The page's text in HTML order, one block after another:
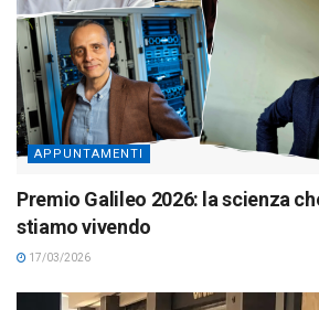
APPUNTAMENTI
Premio Galileo 2026: la scienza
stiamo vivendo
17/03/2026